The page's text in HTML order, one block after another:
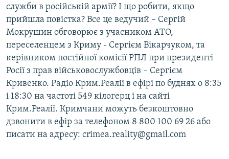
служби в російській армії? І що робити, якщо
прийшла повістка? Все це ведучий – Сергій
Мокрушин обговорює з учасником АТО,
переселенцем з Криму - Сергієм Вікарчуком, та
керівником постійної комісії РПЛ при президенті
Росії з прав військовослужбовців – Сергієм
Кривенко. Радіо Крим.Реалії в ефірі по буднях о 8:35
і 18:30 на частоті 549 кілогерц і на сайті
Крим.Реалії. Кримчани можуть безкоштовно
дзвонити в ефір за телефоном 8 800 100 69 26 або
писати на адресу: crimea.reality@gmail.com